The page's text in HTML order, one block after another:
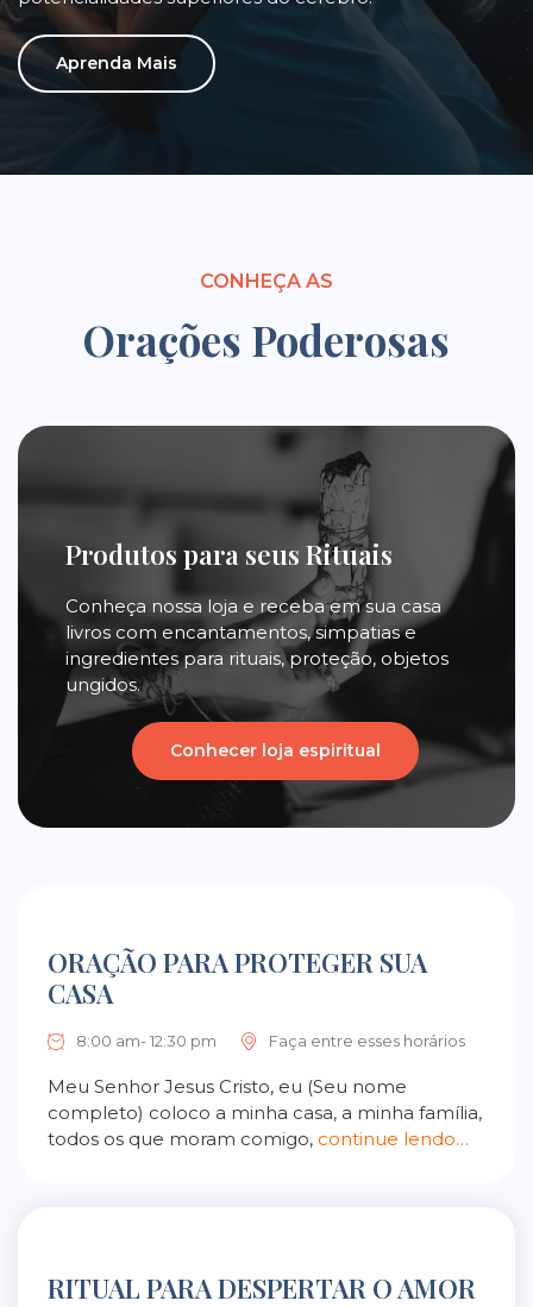
Aprenda Mais
CONHEÇA AS
Orações Poderosas
Produtos para seus Rituais
Conheça nossa loja e receba em sua casa
livros com encantamentos, simpatias e
ingredientes para rituais, proteção, objetos
ungidos.
Conhecer loja espiritual
ORAÇÃO PARA PROTEGER SUA
CASA
8:00 am- 12:30 pm Faça entre esses horários
Meu Senhor Jesus Cristo, eu (Seu nome
completo) coloco a minha casa, a minha família,
todos os que moram comigo, continue lendo…
RITUAL PARA DESPERTAR O AMOR